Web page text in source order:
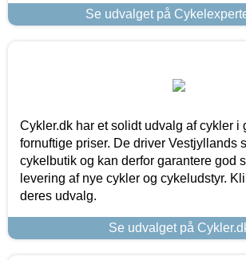
Se udvalget på
Cykler.dk har et solidt udvalg af cykler i
fornuftige priser. De driver Vestjyllands
cykelbutik og kan derfor garantere god
levering af nye cykler og cykeludstyr.
deres udvalg.
Se udvalget på